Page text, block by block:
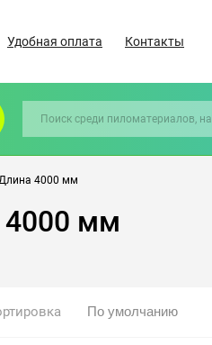
Удобная оплата Контакты
4000 мм
4000 мм